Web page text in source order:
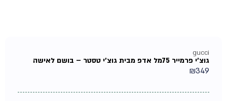
gucci
גוצ'י פרמייר 75מל אדפ מבית גוצ'י טסטר – בושם לאישה
₪349